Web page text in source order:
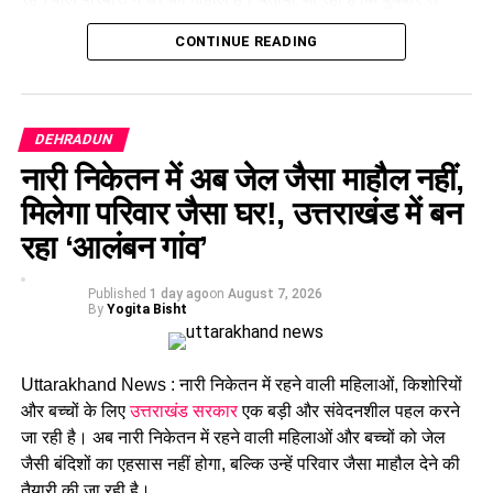
ईको टूरिज्म को बढ़ावा देने के लिए जड़ी-बूटियों से जुड़ी उच्चाधिकार प्राप्त
समिति में संशोधन किया जा सकेगा।
पहाड़ी से रुक-रुककर बोल्डर गिर रहे हैं, जिसके चलते खतरा लगातार बना
पांच परिवारों ने एसडीएम कार्यालय में बिताई रात
खतरे को देखते हुए सरकारी आवास में रहने वाले पांच परिवारों को रात
सुरक्षित स्थान पर गुजारनी पड़ी। सभी परिवारों ने पूरी रात एसडीएम
कार्यालय के एक हॉल में रहकर बिताई। प्रभावित लोगों का कहना है कि
पहाड़ी से बोल्डर गिरने का सिलसिला थम नहीं रहा है और ऐसे में किसी भी
समय बड़ा हादसा हो सकता है।
CONTINUE READING
DEHRADUN
नारी निकेतन में अब जेल जैसा माहौल नहीं,
मिलेगा परिवार जैसा घर!, उत्तराखंड में बन
रहा ‘आलंबन गांव’
Published 1 day agoon August 7, 2026
By Yogita Bisht
Uttarakhand News : नारी निकेतन में रहने वाली महिलाओं, किशोरियों
और बच्चों के लिएउत्तराखंड सरकारएक बड़ी और संवेदनशील पहल करने
जा रही है। अब नारी निकेतन में रहने वाली महिलाओं और बच्चों को जेल
जैसी बंदिशों का एहसास नहीं होगा, बल्कि उन्हें परिवार जैसा माहौल देने की